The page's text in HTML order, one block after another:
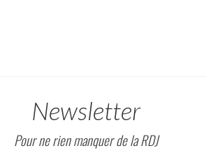
Newsletter
Pour ne rien manquer de la RDJ